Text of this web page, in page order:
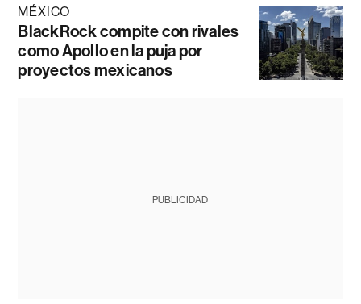
MÉXICO
BlackRock compite con rivales
como Apollo en la puja por
proyectos mexicanos
PUBLICIDAD